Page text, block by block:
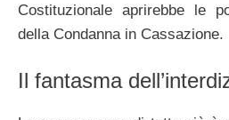
Costituzionale aprirebbe le
della Condanna in Cassazione.
Il fantasma